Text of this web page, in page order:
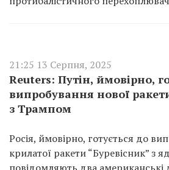
21:25 13 Серпня, 2025
Reuters: Путін, ймовірно,
випробування нової
з Трампом
Росія, ймовірно, готується до
крилатої ракети “Буревісник” з